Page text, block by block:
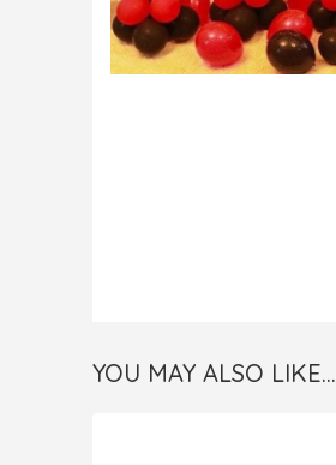
YOU MAY ALSO LIKE…